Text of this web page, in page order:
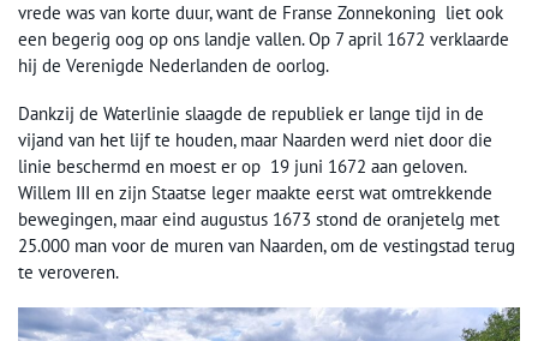
vrede was van korte duur, want de Franse Zonnekoning liet ook
een begerig oog op ons landje vallen. Op 7 april 1672 verklaarde
hij de Verenigde Nederlanden de oorlog.
Dankzij de Waterlinie slaagde de republiek er lange tijd in de
vijand van het lijf te houden, maar Naarden werd niet door die
linie beschermd en moest er op 19 juni 1672 aan geloven.
Willem III en zijn Staatse leger maakte eerst wat omtrekkende
bewegingen, maar eind augustus 1673 stond de oranjetelg met
25.000 man voor de muren van Naarden, om de vestingstad terug
te veroveren.